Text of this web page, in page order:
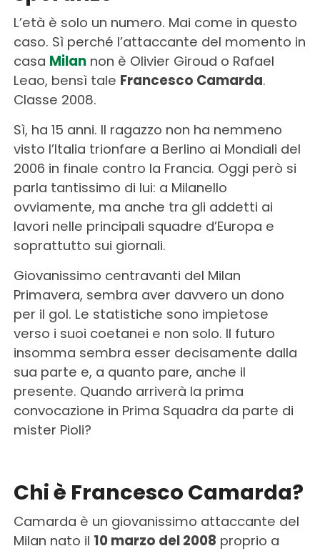
L’età è solo un numero. Mai come in questo
caso. Sì perché l’attaccante del momento in
casa Milannon è Olivier Giroud o Rafael
Leao, bensì tale Francesco Camarda.
Classe 2008.
Sì, ha 15 anni. Il ragazzo non ha nemmeno
visto l’Italia trionfare a Berlino ai Mondiali del
2006 in finale contro la Francia. Oggi però si
parla tantissimo di lui: a Milanello
ovviamente, ma anche tra gli addetti ai
lavori nelle principali squadre d’Europa e
soprattutto sui giornali.
Giovanissimo centravanti del Milan
Primavera, sembra aver davvero un dono
per il gol. Le statistiche sono impietose
verso i suoi coetanei e non solo. Il futuro
insomma sembra esser decisamente dalla
sua parte e, a quanto pare, anche il
presente. Quando arriverà la prima
convocazione in Prima Squadra da parte di
mister Pioli?
Chi è Francesco Camarda?
Camarda è un giovanissimo attaccante del
Milan nato il 10 marzo del 2008 proprio a